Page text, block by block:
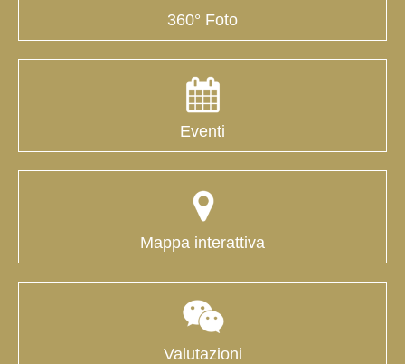
360° Foto
Eventi
Mappa interattiva
Valutazioni